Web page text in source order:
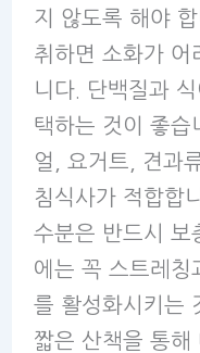
지 않도록 해야
취하면 소화가 어
니다. 단백질과
택하는 것이 좋습
얼, 요거트, 견과
침식사가 적합합
수분은 반드시 보
에는 꼭 스트레칭
를 활성화시키는
짧은 산책을 통해